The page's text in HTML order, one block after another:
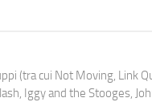
(tra cui Not Moving, Link
Iggy and the Stooges,